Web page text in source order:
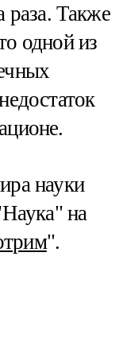
раза. Также
одной из
науки
на
".